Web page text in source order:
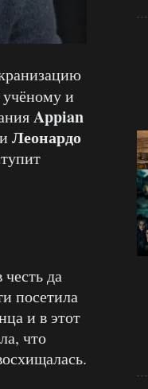
и
Appian
и Леонардо
честь да
посетила
и в этот
что